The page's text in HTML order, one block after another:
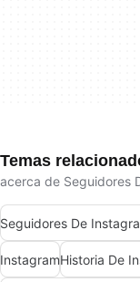
Temas
acerca de Seguidores
Seguidores De
InstagramHistoria De